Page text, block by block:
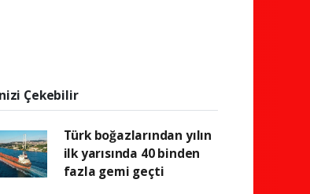
Çekebilir
Türk boğazlarından yılın
ilk yarısında 40 binden
fazla gemi geçti